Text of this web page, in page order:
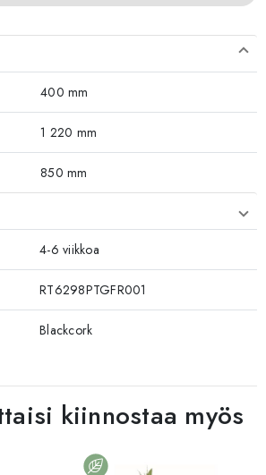
400 mm
1 220 mm
850 mm
4-6 viikkoa
RT6298PTGFR001
Blackcork
kiinnostaa myös